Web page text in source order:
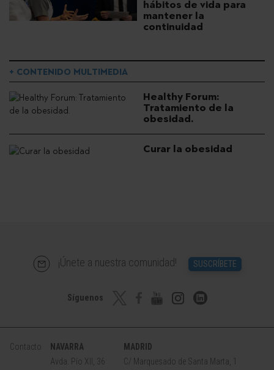
hábitos de vida para
mantener la
continuidad
+ CONTENIDO MULTIMEDIA
Healthy Forum:
Tratamiento de la
obesidad.
Curar la obesidad
¡Únete a nuestra comunidad! SUSCRÍBETE
Síguenos
Contacto
NAVARRA
Avda. Pío XII, 36
MADRID
C/ Marquesado de Santa Marta, 1